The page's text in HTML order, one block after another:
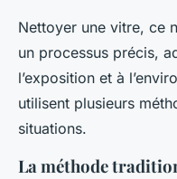
Nettoyer une vitre, ce
un processus précis,
l’exposition et à
utilisent plusieurs
situations.
La méthode